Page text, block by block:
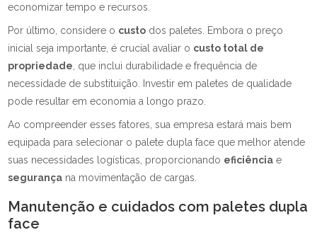
economizar tempo e recursos.
Por último, considere o custo dos paletes. Embora o preço
inicial seja importante, é crucial avaliar o custo total de
propriedade , que inclui durabilidade e frequência de
necessidade de substituição. Investir em paletes de qualidade
pode resultar em economia a longo prazo.
Ao compreender esses fatores, sua empresa estará mais bem
equipada para selecionar o palete dupla face que melhor atende
suas necessidades logísticas, proporcionando eficiência e
segurança na movimentação de cargas.
Manutenção e cuidados com paletes dupla
face